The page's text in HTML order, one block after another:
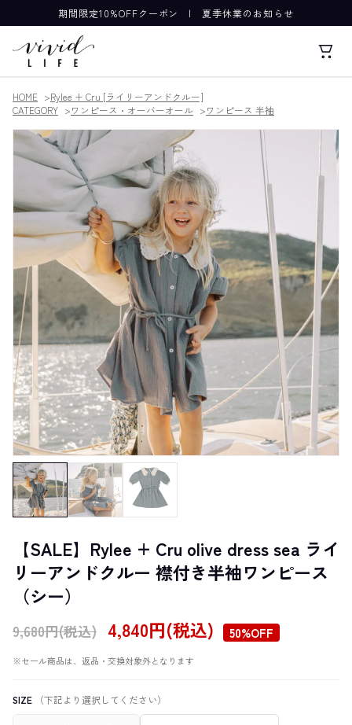
期間限定10%OFFクーポン |夏季休業のお知らせ
HOME
Rylee + Cru [ライリーアンドクルー]
CATEGORY
ワンピース・オーバーオール ワンピース 半袖
【SALE】Rylee + Cru olive dress sea ライ
リーアンドクルー 襟付き半袖ワンピース
（シー）
9,680円(税込) 4,840円(税込) 50%OFF
※セール商品は、返品・交換対象外となります
SIZE （下記より選択してください）